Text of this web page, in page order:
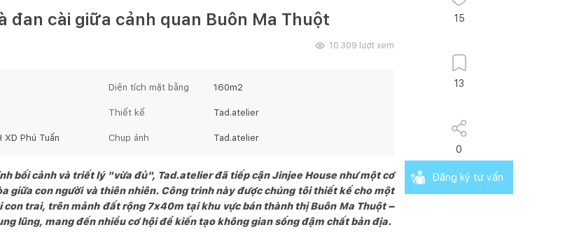
đan cài giữa cảnh quan Buôn Ma Thuột
10.309 lượt xem
Diện tích mặt bằng 160m2
Thiết kế Tad.atelier
XD Phú Tuấn Chụp ảnh Tad.atelier
bối cảnh và triết lý "vừa đủ", Tad.atelier đã tiếp cận Jinjee House như một cơ
giữa con người và thiên nhiên. Công trình này được chúng tôi thiết kế cho một
con trai, trên mảnh đất rộng 7x40m tại khu vực bán thành thị Buôn Ma Thuột –
lũng, mang đến nhiều cơ hội để kiến tạo không gian sống đậm chất bản địa.
15
13
0
Đăng ký tư vấn